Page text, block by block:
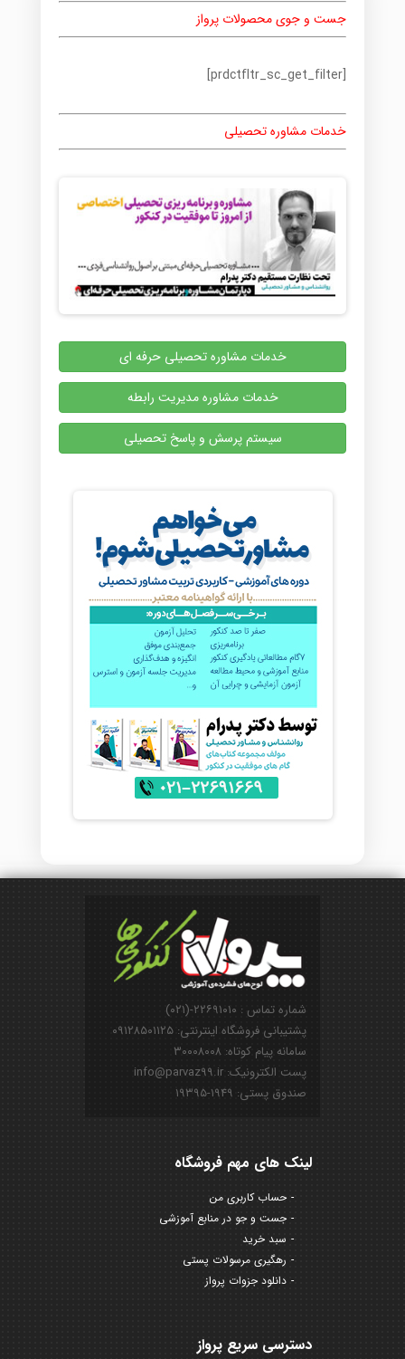
جست و جوی محصولات پرواز
[prdctfltr_sc_get_filter]
خدمات مشاوره تحصیلی
خدمات مشاوره تحصیلی حرفه ای
خدمات مشاوره مدیریت رابطه
سیستم پرسش و پاسخ تحصیلی
شماره تماس : ۲۲۶۹۱۰۱۰-(۰۲۱)
پشتیبانی فروشگاه اینترنتی: ۰۹۱۲۸۵۰۱۱۲۵
سامانه پیام کوتاه: ۳۰۰۰۸۰۰۸
پست الکترونیک: info@parvaz99.ir
صندوق پستی: ۱۹۴۹-۱۹۳۹۵
لینک های مهم فروشگاه
حساب کاربری من
جست و جو در منابع آموزشی
سبد خرید
رهگیری مرسولات پستی
دانلود جزوات پرواز
دسترسی سریع پرواز